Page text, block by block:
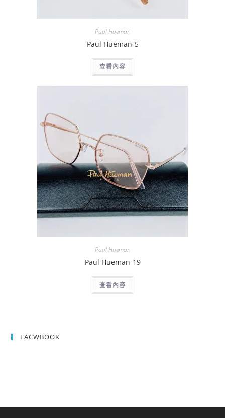
Paul Hueman
Paul Hueman-5
查看內容
Paul Hueman
Paul Hueman-19
查看內容
FACWBOOK